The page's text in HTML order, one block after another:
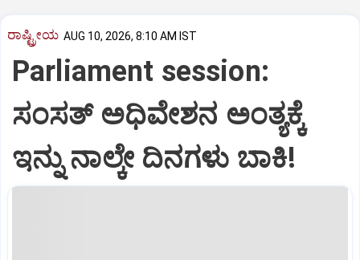
ರಾಷ್ಟ್ರೀಯ AUG 10, 2026, 8:10 AM IST
Parliament session:
ಸಂಸತ್‌ ಅಧಿವೇಶನ ಅಂತ್ಯಕ್ಕೆ
ಇನ್ನು ನಾಲ್ಕೇ ದಿನಗಳು ಬಾಕಿ!